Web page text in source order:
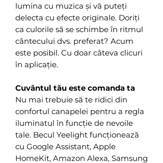
lumina cu muzica și vă puteți
delecta cu efecte originale. Doriți
ca culorile să se schimbe în ritmul
cântecului dvs. preferat? Acum
este posibil. Cu doar câteva clicuri
în aplicație.
Cuvântul tău este comanda ta
Nu mai trebuie să te ridici din
confortul canapelei pentru a regla
iluminatul în funcție de nevoile
tale. Becul Yeelight funcționează
cu Google Assistant, Apple
HomeKit, Amazon Alexa, Samsung